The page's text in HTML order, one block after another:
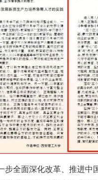
全面深化改革、推进中